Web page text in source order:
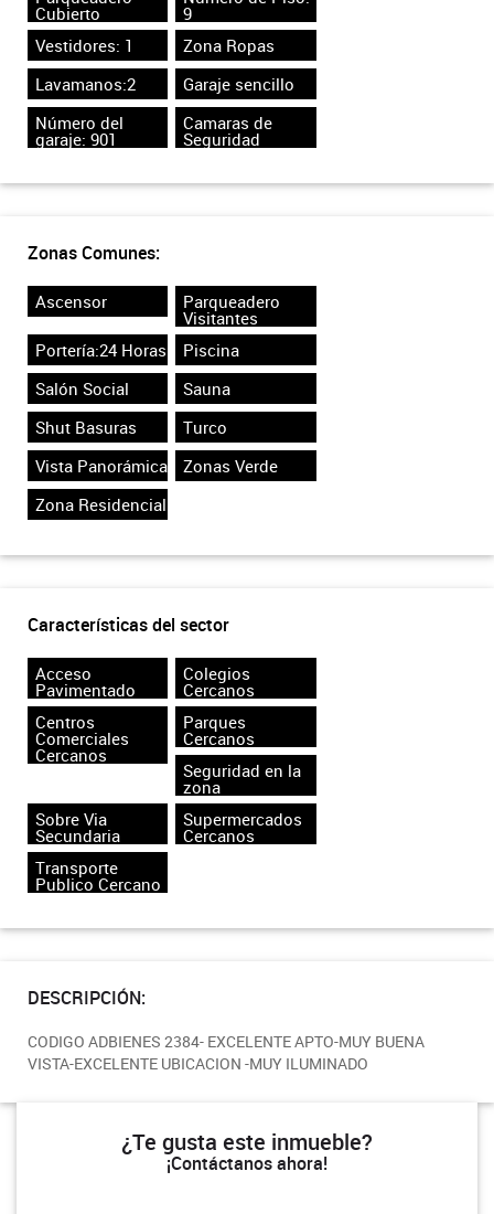
Cubierto
9
Vestidores: 1
Zona Ropas
Lavamanos:2
Garaje sencillo
Número del
garaje: 901
Camaras de
Seguridad
Zonas Comunes:
Ascensor Parqueadero
Visitantes
Portería:24 Horas
Piscina
Salón Social
Sauna
Shut Basuras
Turco
Vista Panorámica
Zonas Verde
Zona Residencial
Características del sector
Acceso
Pavimentado
Colegios
Cercanos
Centros
Comerciales
Cercanos
Parques
Cercanos
Seguridad en la
zona
Sobre Via
Secundaria
Supermercados
Cercanos
Transporte
Publico Cercano
DESCRIPCIÓN:
CODIGO ADBIENES 2384- EXCELENTE APTO-MUY BUENA
VISTA-EXCELENTE UBICACION -MUY ILUMINADO
¿Te gusta este inmueble?
¡Contáctanos ahora!